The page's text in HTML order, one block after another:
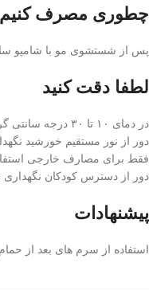
چطوری مصرف کنیم
پس از شستشوی مو با شامپو سازگار موی خود
لطفا دقت کنید
در دمای ۱۰ تا ۳۰ درجه سانتی گراد نگهداری شود.
دور از نور مستقیم خورشید
فقط برای مصارف خارجی
دور از دسترس کودکان نگهداری
پیشنهادات
استفاده از سرم های بعد از